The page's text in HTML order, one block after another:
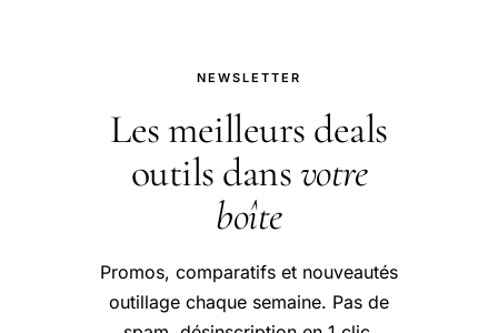
NEWSLETTER
Les meilleurs deals
outils dansvotre
boîte
Promos, comparatifs et nouveautés
outillage chaque semaine. Pas de